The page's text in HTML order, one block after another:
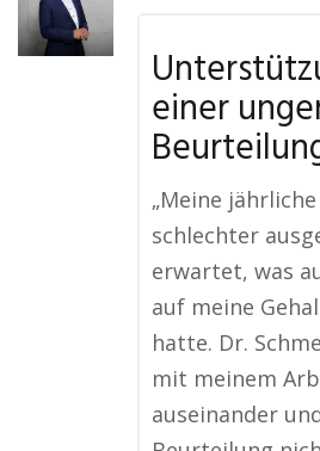
einer
„Meine
schlechter
erwartet, was
auf meine
hatte. Dr.
mit meinem
auseinander